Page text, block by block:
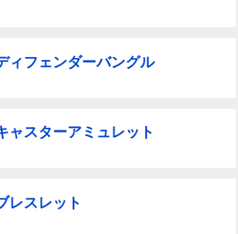
ィフェンダーバングル
ャスターアミュレット
レスレット